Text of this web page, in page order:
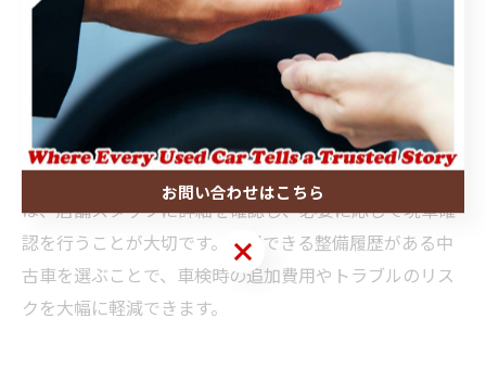
ックしましょう。これにはオイル交換やブレーキパッド
交換、タイヤ交換などの履歴が記載されており、定期的
なメンテナンスが実施されている車両は安心感が高いで
す。
整備履歴が不明瞭な場合や記録が一部欠落している場合
は、店舗スタッフに詳細を確認し、必要に応じて現車確
認を行うことが大切です。納得できる整備履歴がある中
古車を選ぶことで、車検時の追加費用やトラブルのリス
クを大幅に軽減できます。
お問い合わせはこちら
お問い合わせはこちら